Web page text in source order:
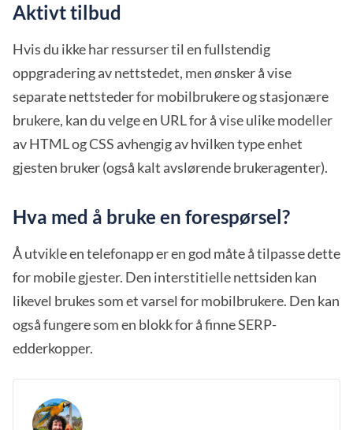
Aktivt tilbud
Hvis du ikke har ressurser til en fullstendig
oppgradering av nettstedet, men ønsker å vise
separate nettsteder for mobilbrukere og stasjonære
brukere, kan du velge en URL for å vise ulike modeller
av HTML og CSS avhengig av hvilken type enhet
gjesten bruker (også kalt avslørende brukeragenter).
Hva med å bruke en forespørsel?
Å utvikle en telefonapp er en god måte å tilpasse dette
for mobile gjester. Den interstitielle nettsiden kan
likevel brukes som et varsel for mobilbrukere. Den kan
også fungere som en blokk for å finne SERP-
edderkopper.